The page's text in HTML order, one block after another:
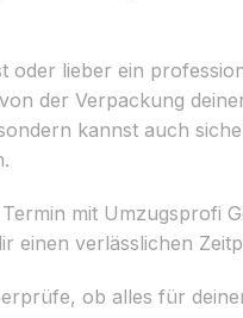
oder lieber ein
der Verpackung
kannst auch
mit Umzugsprofi
einen verlässlichen
ob alles für